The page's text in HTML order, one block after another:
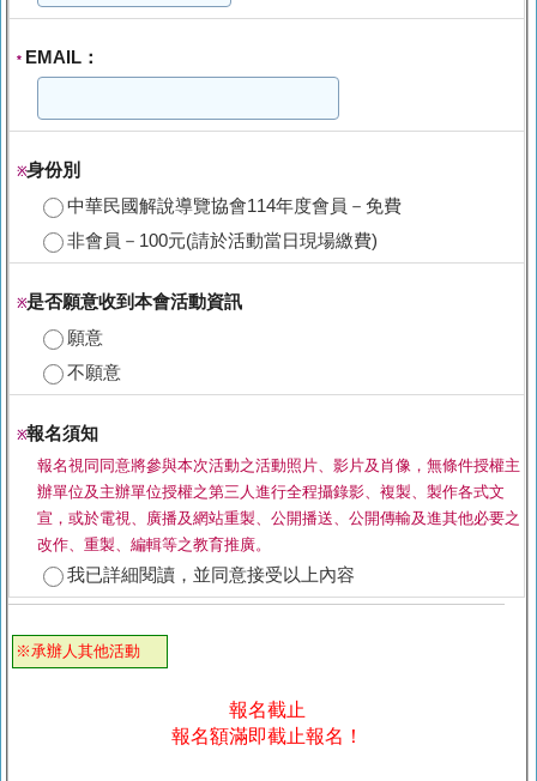
* EMAIL：
※身份別
中華民國解說導覽協會114年度會員－免費
非會員－100元(請於活動當日現場繳費)
※是否願意收到本會活動資訊
願意
不願意
※報名須知
報名視同同意將參與本次活動之活動照片、影片及肖像，無條件授權主
辦單位及主辦單位授權之第三人進行全程攝錄影、複製、製作各式文
宣，或於電視、廣播及網站重製、公開播送、公開傳輸及進其他必要之
改作、重製、編輯等之教育推廣。
我已詳細閱讀，並同意接受以上內容
※承辦人其他活動
報名截止
報名額滿即截止報名！